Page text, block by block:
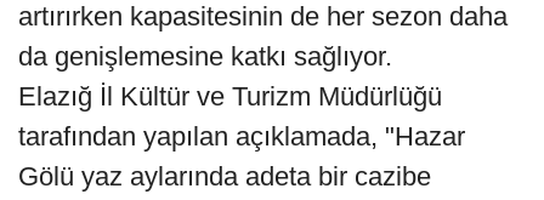
artırırken kapasitesinin de her sezon daha
da genişlemesine katkı sağlıyor.
Elazığ İl Kültür ve Turizm Müdürlüğü
tarafından yapılan açıklamada, "Hazar
Gölü yaz aylarında adeta bir cazibe